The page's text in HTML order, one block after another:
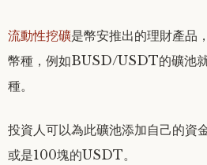
流動性挖礦是幣安推出的理財產品
幣種，例如BUSD/USDT的礦池
種。
投資人可以為此礦池添加自己的
或是100塊的USDT。